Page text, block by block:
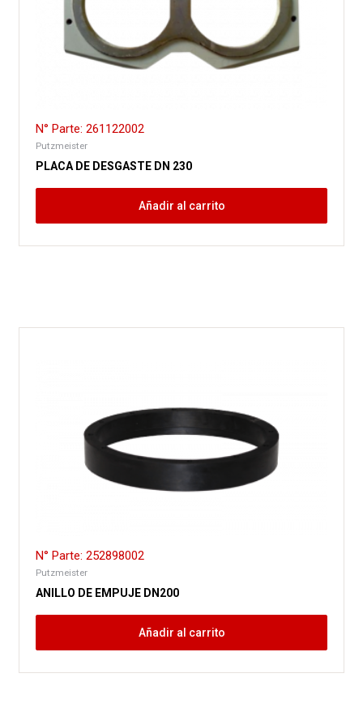
N° Parte: 261122002
Putzmeister
PLACA DE DESGASTE DN 230
Añadir al carrito
N° Parte: 252898002
Putzmeister
ANILLO DE EMPUJE DN200
Añadir al carrito